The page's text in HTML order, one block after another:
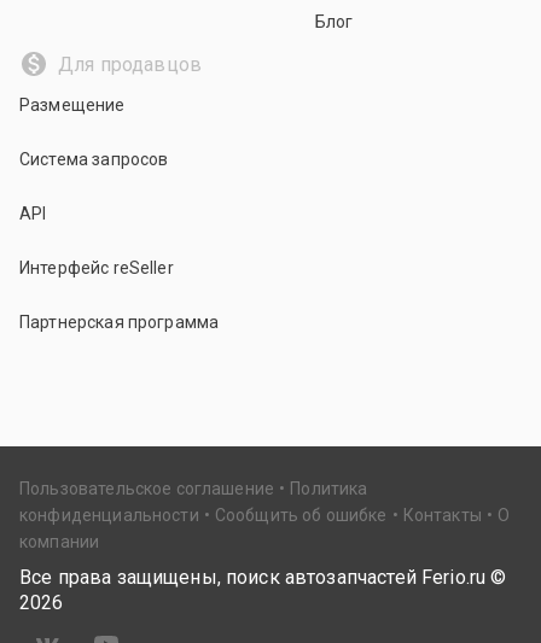
Блог
Для продавцов
Размещение
Система запросов
API
Интерфейс reSeller
Партнерская программа
Пользовательское соглашение
Политика
конфиденциальности
Сообщить об ошибке Контакты
О
компании
Все права защищены, поиск автозапчастей Ferio.ru ©
2026